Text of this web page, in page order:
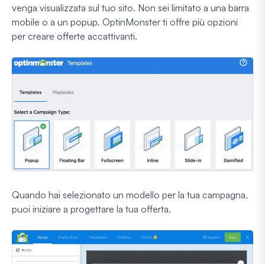
venga visualizzata sul tuo sito. Non sei limitato a una barra
mobile o a un popup. OptinMonster ti offre più opzioni
per creare offerte accattivanti.
Quando hai selezionato un modello per la tua campagna,
puoi iniziare a progettare la tua offerta.